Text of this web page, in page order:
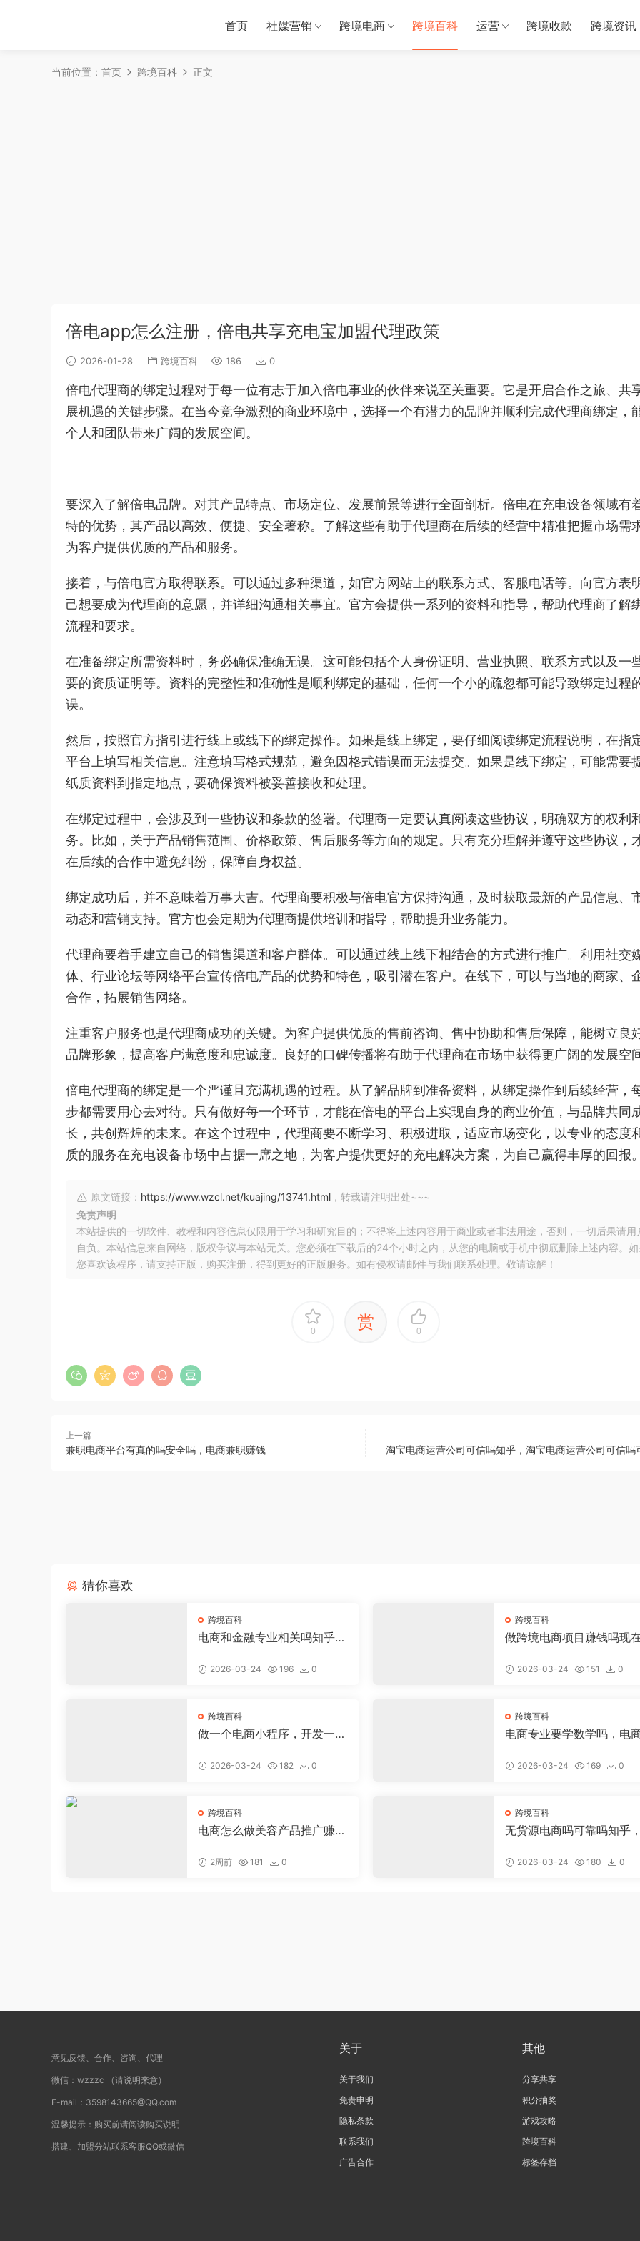
首页 社媒营销 跨境电商 跨境百科 运营 跨境收款 跨境资讯
当前位置： 首页 跨境百科 正文
倍电app怎么注册，倍电共享充电宝加盟代理政策
2026-01-28 跨境百科 186 0
倍电代理商的绑定过程对于每一位有志于加入倍电事业的伙伴来说至关重要。它是开启合作之旅、共
展机遇的关键步骤。在当今竞争激烈的商业环境中，选择一个有潜力的品牌并顺利完成代理商绑定，
个人和团队带来广阔的发展空间。
要深入了解倍电品牌。对其产品特点、市场定位、发展前景等进行全面剖析。倍电在充电设备领域有
特的优势，其产品以高效、便捷、安全著称。了解这些有助于代理商在后续的经营中精准把握市场需
为客户提供优质的产品和服务。
接着，与倍电官方取得联系。可以通过多种渠道，如官方网站上的联系方式、客服电话等。向官方表
己想要成为代理商的意愿，并详细沟通相关事宜。官方会提供一系列的资料和指导，帮助代理商了解
流程和要求。
在准备绑定所需资料时，务必确保准确无误。这可能包括个人身份证明、营业执照、联系方式以及一
要的资质证明等。资料的完整性和准确性是顺利绑定的基础，任何一个小的疏忽都可能导致绑定过程
误。
然后，按照官方指引进行线上或线下的绑定操作。如果是线上绑定，要仔细阅读绑定流程说明，在指
平台上填写相关信息。注意填写格式规范，避免因格式错误而无法提交。如果是线下绑定，可能需要
纸质资料到指定地点，要确保资料被妥善接收和处理。
在绑定过程中，会涉及到一些协议和条款的签署。代理商一定要认真阅读这些协议，明确双方的权利
务。比如，关于产品销售范围、价格政策、售后服务等方面的规定。只有充分理解并遵守这些协议，
在后续的合作中避免纠纷，保障自身权益。
绑定成功后，并不意味着万事大吉。代理商要积极与倍电官方保持沟通，及时获取最新的产品信息、
动态和营销支持。官方也会定期为代理商提供培训和指导，帮助提升业务能力。
代理商要着手建立自己的销售渠道和客户群体。可以通过线上线下相结合的方式进行推广。利用社交
体、行业论坛等网络平台宣传倍电产品的优势和特色，吸引潜在客户。在线下，可以与当地的商家、
合作，拓展销售网络。
注重客户服务也是代理商成功的关键。为客户提供优质的售前咨询、售中协助和售后保障，能树立良
品牌形象，提高客户满意度和忠诚度。良好的口碑传播将有助于代理商在市场中获得更广阔的发展空间
倍电代理商的绑定是一个严谨且充满机遇的过程。从了解品牌到准备资料，从绑定操作到后续经营，
步都需要用心去对待。只有做好每一个环节，才能在倍电的平台上实现自身的商业价值，与品牌共同
长，共创辉煌的未来。在这个过程中，代理商要不断学习、积极进取，适应市场变化，以专业的态度
质的服务在充电设备市场中占据一席之地，为客户提供更好的充电解决方案，为自己赢得丰厚的回报。
原文链接： https://www.wzcl.net/kuajing/13741.html ，转载请注明出处~~~
免责声明
本站提供的一切软件、教程和内容信息仅限用于学习和研究目的；不得将上述内容用于商业或者非法用途，否则，一切后果请用
自负。本站信息来自网络，版权争议与本站无关。您必须在下载后的24个小时之内，从您的电脑或手机中彻底删除上述内容。如
您喜欢该程序，请支持正版，购买注册，得到更好的正版服务。如有侵权请邮件与我们联系处理。敬请谅解！
0 赏 0
上一篇
兼职电商平台有真的吗安全吗，电商兼职赚钱 淘宝电商运营公司可信吗知乎，淘宝电商运营公司可信吗
猜你喜欢
跨境百科
电商和金融专业相关吗知乎，
2026-03-24 196 0
跨境百科
做跨境电商项目赚钱吗现
2026-03-24 151 0
跨境百科
做一个电商小程序，开发一个
2026-03-24 182 0
跨境百科
电商专业要学数学吗，电
2026-03-24 169 0
跨境百科
电商怎么做美容产品推广赚
2周前 181 0
跨境百科
无货源电商吗可靠吗知乎
2026-03-24 180 0
意见反馈、合作、咨询、代理
微信：wzzzc （请说明来意）
E-mail：3598143665@QQ.com
温馨提示：购买前请阅读购买说明
搭建、加盟分站联系客服QQ或微信
关于
关于我们
免责申明
隐私条款
联系我们
广告合作
其他
分享共享
积分抽奖
游戏攻略
跨境百科
标签存档